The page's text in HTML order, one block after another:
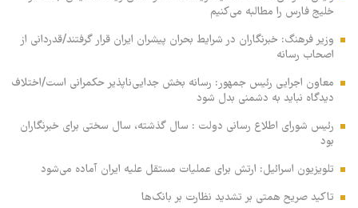
خلیج فارس را مطالبه‌ می‌کنیم
وزیر فرهنگ: خبرنگاران در شرایط بحران پیشران ایران قرار گرفتند/قدردانی از
اصحاب رسانه
معاون اجرایی رئیس جمهور: رسانه بخش جدایی‌ناپذیر حکمرانی است/اختلاف
دیدگاه نباید به دشمنی بدل شود
رئیس شورای اطلاع رسانی دولت : سال گذشته، سال سختی برای خبرنگاران
بود
تلویزیون اسرائیل: ارتش برای عملیات مستقل علیه ایران آماده می‌شود
تاکید صریح همتی بر تشدید نظارت بر بانک‌ها